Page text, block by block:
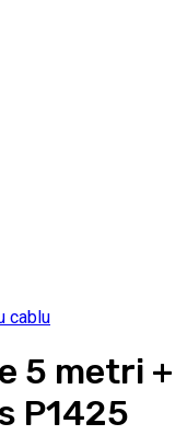
cablu
5 metri +
P1425